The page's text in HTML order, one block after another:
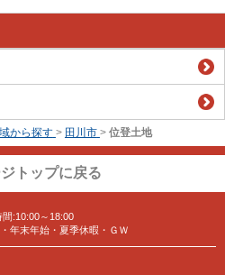
から探す > 田川市 > 位登土地
トップに戻る
間:10:00～18:00
年末年始・夏季休暇・ＧＷ